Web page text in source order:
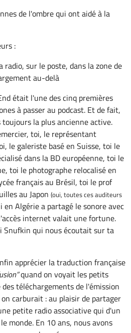
de l'ombre qui ont aidé à la
:
radio, sur le poste, dans la zone de
au-delà
était l'une des cinq premières
à passer au podcast. Et de fait,
la plus ancienne active.
toi, le représentant
le galeriste basé en Suisse, toi le
dans la BD européenne, toi le
toi le photographe relocalisé en
français au Brésil, toi le prof
au Japon (oui, toutes ces auditeurs
Algérie a partagé le sonore avec
internet valait une fortune.
Snufkin qui nous écoutait sur ta
apprécier la traduction française
quand on voyait les petits
téléchargements de l'émission
carburait : au plaisir de partager
petite radio associative qui d'un
monde. En 10 ans, nous avons